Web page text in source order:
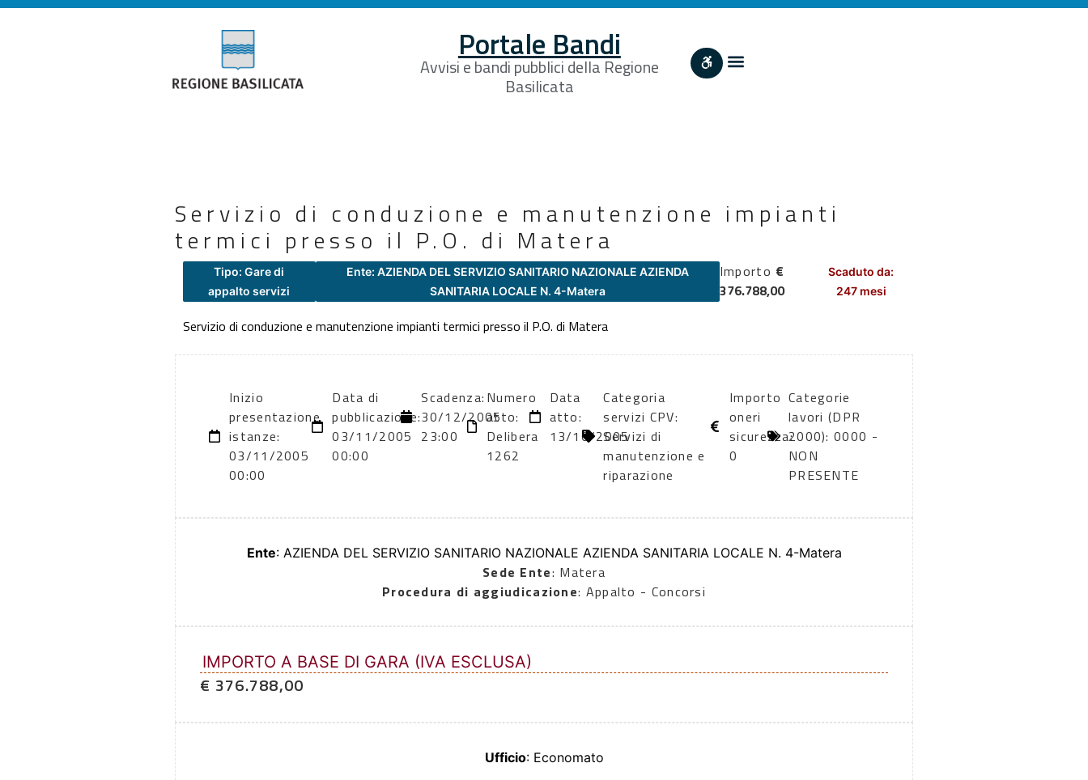
Portale Bandi
Avvisi e bandi pubblici della Regione
Basilicata
Servizio di conduzione e manutenzione impianti
termici presso il P.O. di Matera
Tipo: Gare di
appalto servizi
Ente: AZIENDA DEL SERVIZIO SANITARIO NAZIONALE AZIENDA
SANITARIA LOCALE N. 4-Matera
Importo €
376.788,00
Scaduto da:
247 mesi
Servizio di conduzione e manutenzione impianti termici presso il P.O. di Matera
Inizio
presentazione
istanze:
03/11/2005
00:00
Data di
pubblicazione:
03/11/2005
00:00
Scadenza:
30/12/2005
23:00
Numero
atto:
Delibera
1262
Data
atto:
13/10/2005
Categoria
servizi CPV:
Servizi di
manutenzione e
riparazione
Importo
oneri
sicurezza:
0
Categorie
lavori (DPR
2000): 0000 -
NON
PRESENTE
Ente: AZIENDA DEL SERVIZIO SANITARIO NAZIONALE AZIENDA SANITARIA LOCALE N. 4-Matera
Sede Ente: Matera
Procedura di aggiudicazione: Appalto - Concorsi
IMPORTO A BASE DI GARA (IVA ESCLUSA)
€ 376.788,00
Ufficio: Economato